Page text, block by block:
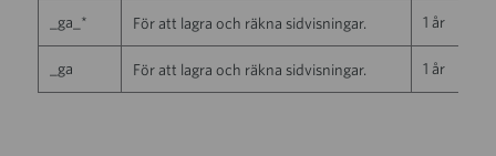
_ga_* För att lagra och räkna sidvisningar. 1 år
_ga För att lagra och räkna sidvisningar. 1 år